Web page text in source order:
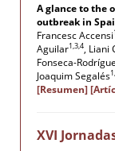
A glance to the
outbreak in
Francesc Accensi
Aguilar1,3,4, Liani
Fonseca-
Joaquim Segalés
[Resumen]
XVI